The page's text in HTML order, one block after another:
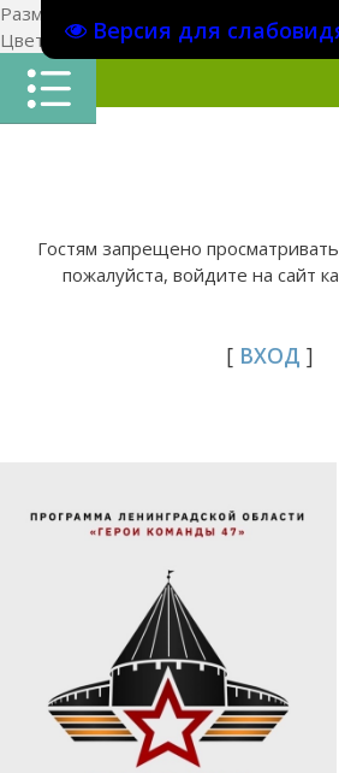
Версия для
Размер шрифта:
Цвет сайтаЦ Ц Ц Х
Гостям запрещено
пожалуйста, войдите на сайт
[ ВХОД ]